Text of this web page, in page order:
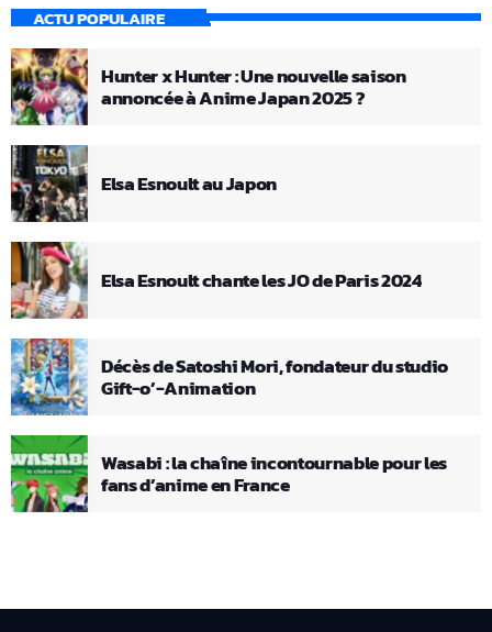
ACTU POPULAIRE
Hunter x Hunter : Une nouvelle saison
annoncée à Anime Japan 2025 ?
Elsa Esnoult au Japon
Elsa Esnoult chante les JO de Paris 2024
Décès de Satoshi Mori, fondateur du studio
Gift-o’-Animation
Wasabi : la chaîne incontournable pour les
fans d’anime en France